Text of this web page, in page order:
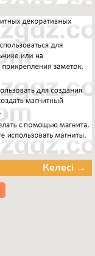
Келесі →